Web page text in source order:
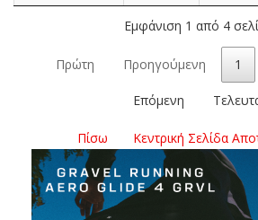
Εμφάνιση 1 από 4
Πρώτη Προηγούμενη 1
Επόμενη
Πίσω Κεντρική Σελίδα